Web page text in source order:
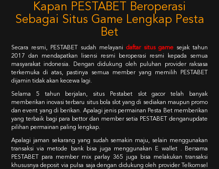
Kapan PESTABET Beroperasi
Sebagai Situs Game Lengkap Pesta
Bet
Secara resmi, PESTABET sudah melayani daftar situs game sejak tahun
2017 dan mendapatkan lisensi resmi beroperasi resmi kepada semua
masyarakat indonesia. Dengan didukung oleh puluhan provider raksasa
terkemuka di atas, pastinya semua member yang memilih PESTABET
dijamin tidak akan kecewa lagi.
Selama 5 tahun berjalan, situs Pestabet slot gacor telah banyak
memberikan inovasi terbaru situs bola slot yang di sediakan maupun promo
dan event yang di berikan. Apalagi jenis permainan Pesta Bet memberikan
yang terbaik bagi para bettor dan member setia PESTABET denganupdate
pilihan permainan paling lengkap.
Apalagi jaman sekarang yang sudah semakin maju, selain menggunakan
transaksi via metode bank bisa juga menggunakan E wallet . Bersama
PESTABET para member mix parlay 365 juga bisa melakukan transaksi
khususnya deposit via pulsa saja dengan didukung oleh provider Telkomsel